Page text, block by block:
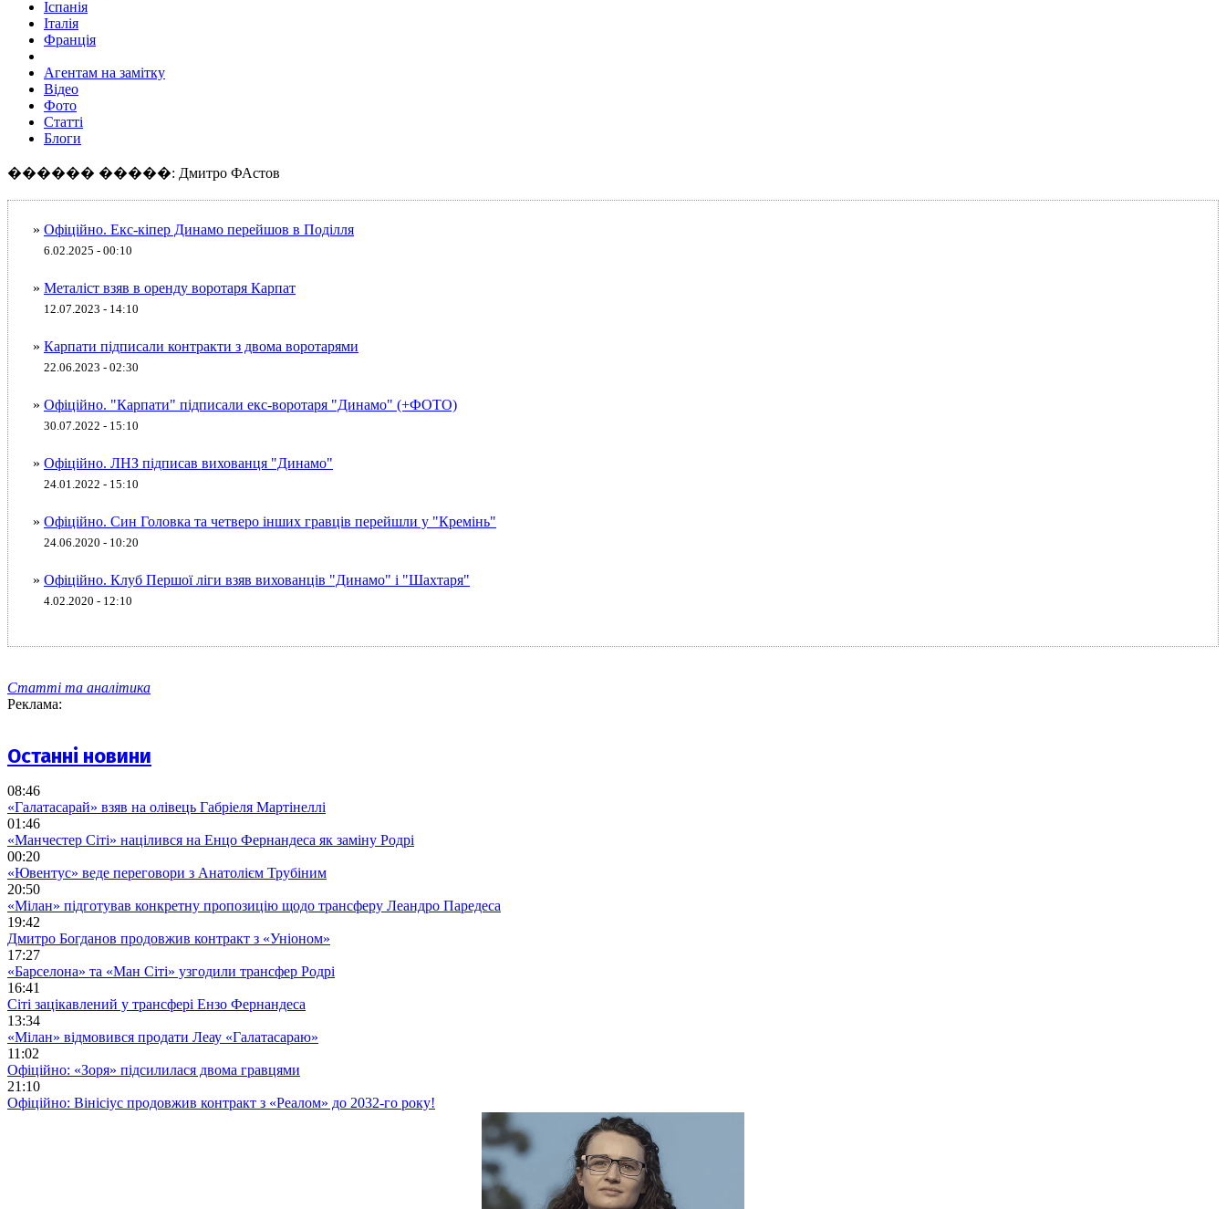
Іспанія
Італія
Франція
Агентам на замітку
Відео
Фото
Статті
Блоги
������ �����: Дмитро ФАстов
» Офіційно. Екс-кіпер Динамо перейшов в Поділля
6.02.2025 - 00:10
» Металіст взяв в оренду воротаря Карпат
12.07.2023 - 14:10
» Карпати підписали контракти з двома воротарями
22.06.2023 - 02:30
» Офіційно. "Карпати" підписали екс-воротаря "Динамо" (+ФОТО)
30.07.2022 - 15:10
» Офіційно. ЛНЗ підписав вихованця "Динамо"
24.01.2022 - 15:10
» Офіційно. Син Головка та четверо інших гравців перейшли у "Кремінь"
24.06.2020 - 10:20
» Офіційно. Клуб Першої ліги взяв вихованців "Динамо" і "Шахтаря"
4.02.2020 - 12:10
Статті та аналітика
Реклама:
Останні новини
08:46
«Галатасарай» взяв на олівець Габріеля Мартінеллі
01:46
«Манчестер Сіті» націлився на Енцо Фернандеса як заміну Родрі
00:20
«Ювентус» веде переговори з Анатолієм Трубіним
20:50
«Мілан» підготував конкретну пропозицію щодо трансферу Леандро Паредеса
19:42
Дмитро Богданов продовжив контракт з «Уніоном»
17:27
«Барселона» та «Ман Сіті» узгодили трансфер Родрі
16:41
Сіті зацікавлений у трансфері Ензо Фернандеса
13:34
«Мілан» відмовився продати Леау «Галатасараю»
11:02
Офіційно: «Зоря» підсилилася двома гравцями
21:10
Офіційно: Вінісіус продовжив контракт з «Реалом» до 2032-го року!